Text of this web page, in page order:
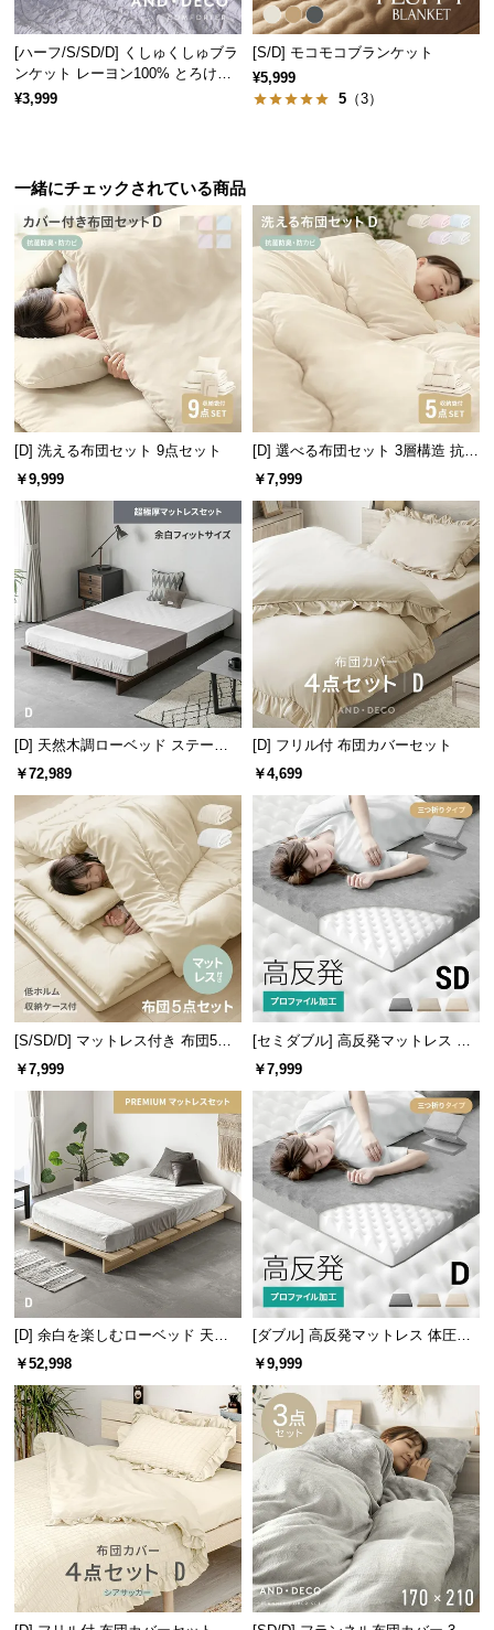
て
お
お
ら
ブ
企
業
情
敷き布団（中綿） 約3.2
ふんわりとフィットする枕
約0.5㎏のふわっとした中綿が、適度なボリュームで
ふんわりと頭にフィットする枕です。
ほこりが出にくい中空ポリエステル綿
中綿に綿切れしにくい中空ポリエステル綿を使用。
アレルギーの原因となるほこりが出にくい素材で
す。
中空ポリエステル綿とは
ポリエステル繊維の内部を空洞化す
ることで、軽量化と、中に暖かい空
気をふんだんに含むことで暖かさを
持続することができます。
保温性が高く暖かい
中空ポリエステルの中綿は体温で温まった空気を蓄
えることができるので、保温性に優れています。
[ハーフ/S/SD/D] くしゅくしゅブラ
ンケット レーヨン100% とろける
肌触り
¥3,999
[S/D] モコモコブランケット
¥5,999
5 （3）
一緒にチェックされている商品
[D] 洗える布団セット 9点セット
￥9,999
[D] 選べる布団セット 3層構造 抗菌
洗える 5点セット
￥7,999
[D] 天然木調ローベッド ステージ
ベッド 超極厚マットレス付き（余
￥72,989
[D] フリル付 布団カバーセット
￥4,699
[S/SD/D] マットレス付き 布団5点
セット
￥7,999
[セミダブル] 高反発マットレス 体
圧分散プロファイル加工 厚さ10cm
￥7,999
[D] 余白を楽しむローベッド 天然
木調 ステージベッド プレミアムマ
￥52,998
[ダブル] 高反発マットレス 体圧分
散プロファイル加工 厚さ10cm 三
￥9,999